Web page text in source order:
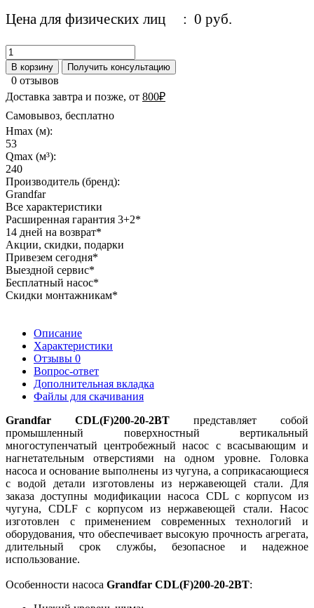
Цена для физических лиц : 0 руб.
В корзину Получить консультацию
0 отзывов
Доставка завтра и позже, от 800₽
Самовывоз, бесплатно
Hmax (м):
53
Qmax (м³):
240
Производитель (бренд):
Grandfar
Все характеристики
Расширенная гарантия 3+2*
14 дней на возврат*
Акции, скидки, подарки
Привезем сегодня*
Выездной сервис*
Бесплатный насос*
Скидки монтажникам*
Описание
Характеристики
Отзывы 0
Вопрос-ответ
Дополнительная вкладка
Файлы для скачивания
Grandfar CDL(F)200-20-2BT представляет собой
промышленный поверхностный вертикальный
многоступенчатый центробежный насос с всасывающим и
нагнетательным отверстиями на одном уровне. Головка
насоса и основание выполнены из чугуна, а соприкасающиеся
с водой детали изготовлены из нержавеющей стали. Для
заказа доступны модификации насоса CDL с корпусом из
чугуна, CDLF с корпусом из нержавеющей стали. Насос
изготовлен с применением современных технологий и
оборудования, что обеспечивает высокую прочность агрегата,
длительный срок службы, безопасное и надежное
использование.
Особенности насоса Grandfar CDL(F)200-20-2BT: